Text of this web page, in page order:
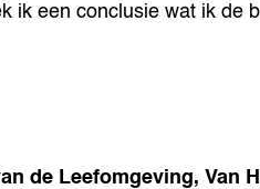
ik een conclusie wat ik de
de Leefomgeving, Van